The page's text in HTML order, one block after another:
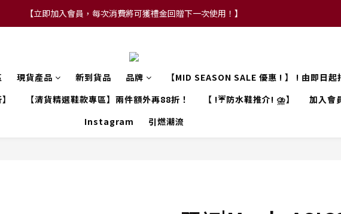
【FLASH SALE 兩件指定現貨產品即享88折】
【立即加入會員，每次消費將可獲禮金回贈下一次使用！】
現貨產品 新到貨品 品牌
【MID SEASON SALE 優惠 ! 】 ! 由即日
【清貨精選鞋款專區】兩件額外再88折！ 【 !☔防水鞋推介! ⛈️】 加入會
Instagram
引燃潮流